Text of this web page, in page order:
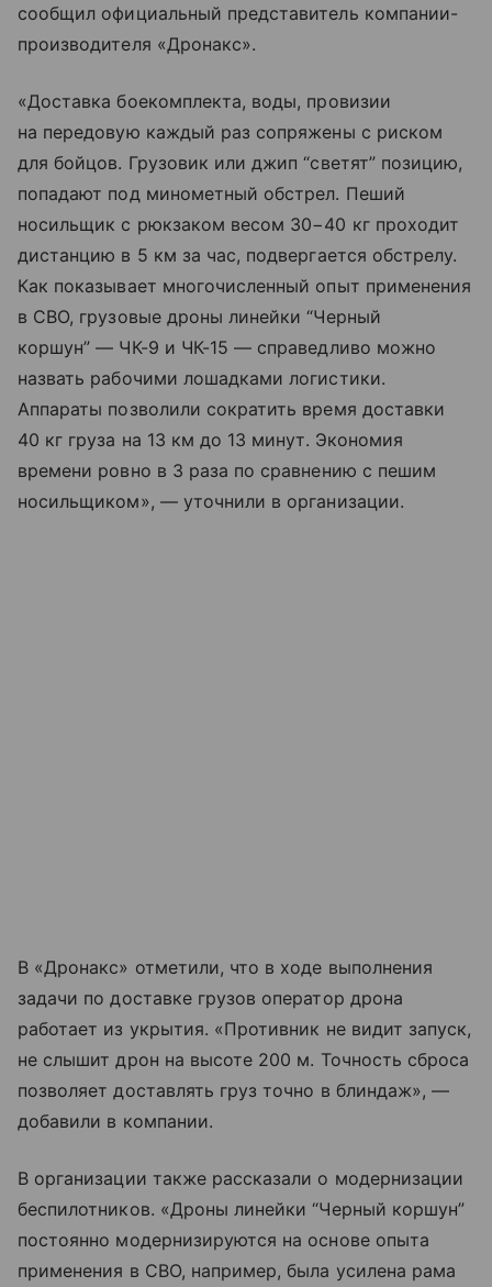
сообщил официальный представитель компании-
производителя «Дронакс».
«Доставка боекомплекта, воды, провизии
на передовую каждый раз сопряжены с риском
для бойцов. Грузовик или джип “светят” позицию,
попадают под минометный обстрел. Пеший
носильщик с рюкзаком весом 30−40 кг проходит
дистанцию в 5 км за час, подвергается обстрелу.
Как показывает многочисленный опыт применения
в СВО, грузовые дроны линейки “Черный
коршун” — ЧК-9 и ЧК-15 — справедливо можно
назвать рабочими лошадками логистики.
Аппараты позволили сократить время доставки
40 кг груза на 13 км до 13 минут. Экономия
времени ровно в 3 раза по сравнению с пешим
носильщиком», — уточнили в организации.
В «Дронакс» отметили, что в ходе выполнения
задачи по доставке грузов оператор дрона
работает из укрытия. «Противник не видит запуск,
не слышит дрон на высоте 200 м. Точность сброса
позволяет доставлять груз точно в блиндаж», —
добавили в компании.
В организации также рассказали о модернизации
беспилотников. «Дроны линейки “Черный коршун”
постоянно модернизируются на основе опыта
применения в СВО, например, была усилена рама